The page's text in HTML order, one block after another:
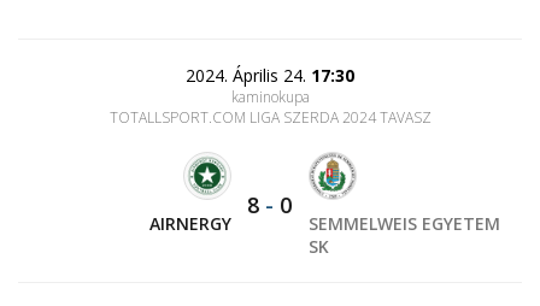
2024. Április 24. 17:30
kaminokupa
TOTALLSPORT.COM LIGA SZERDA 2024 TAVASZ
AIRNERGY
8 - 0
SEMMELWEIS EGYETEM
SK